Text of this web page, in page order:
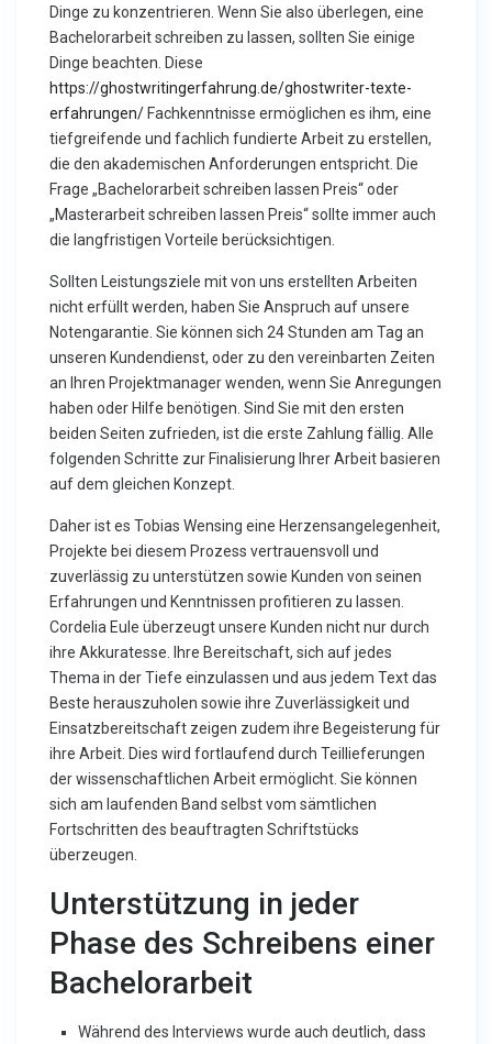
Dinge zu konzentrieren. Wenn Sie also überlegen, eine
Bachelorarbeit schreiben zu lassen, sollten Sie einige
Dinge beachten. Diese
https://ghostwritingerfahrung.de/ghostwriter-texte-
erfahrungen/ Fachkenntnisse ermöglichen es ihm, eine
tiefgreifende und fachlich fundierte Arbeit zu erstellen,
die den akademischen Anforderungen entspricht. Die
Frage „Bachelorarbeit schreiben lassen Preis“ oder
„Masterarbeit schreiben lassen Preis“ sollte immer auch
die langfristigen Vorteile berücksichtigen.
Sollten Leistungsziele mit von uns erstellten Arbeiten
nicht erfüllt werden, haben Sie Anspruch auf unsere
Notengarantie. Sie können sich 24 Stunden am Tag an
unseren Kundendienst, oder zu den vereinbarten Zeiten
an Ihren Projektmanager wenden, wenn Sie Anregungen
haben oder Hilfe benötigen. Sind Sie mit den ersten
beiden Seiten zufrieden, ist die erste Zahlung fällig. Alle
folgenden Schritte zur Finalisierung Ihrer Arbeit basieren
auf dem gleichen Konzept.
Daher ist es Tobias Wensing eine Herzensangelegenheit,
Projekte bei diesem Prozess vertrauensvoll und
zuverlässig zu unterstützen sowie Kunden von seinen
Erfahrungen und Kenntnissen profitieren zu lassen.
Cordelia Eule überzeugt unsere Kunden nicht nur durch
ihre Akkuratesse. Ihre Bereitschaft, sich auf jedes
Thema in der Tiefe einzulassen und aus jedem Text das
Beste herauszuholen sowie ihre Zuverlässigkeit und
Einsatzbereitschaft zeigen zudem ihre Begeisterung für
ihre Arbeit. Dies wird fortlaufend durch Teillieferungen
der wissenschaftlichen Arbeit ermöglicht. Sie können
sich am laufenden Band selbst vom sämtlichen
Fortschritten des beauftragten Schriftstücks
überzeugen.
Unterstützung in jeder
Phase des Schreibens einer
Bachelorarbeit
Während des Interviews wurde auch deutlich, dass